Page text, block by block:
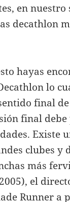
en
decathlon
hayas
lo
final
final
Existe
clubes y
más
el
Runner a